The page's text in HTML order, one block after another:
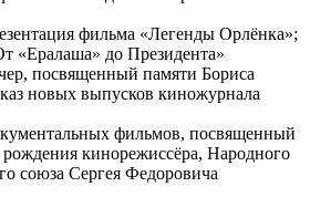
фильма «Легенды Орлёнка»;
до Президента»
посвященный памяти Бориса
новых выпусков киножурнала
фильмов, посвященный
кинорежиссёра, Народного
союза Сергея Федоровича